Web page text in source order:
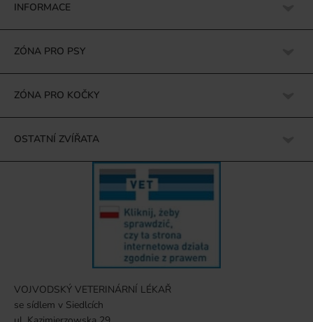
INFORMACE
ZÓNA PRO PSY
ZÓNA PRO KOČKY
OSTATNÍ ZVÍŘATA
VOJVODSKÝ VETERINÁRNÍ LÉKAŘ
se sídlem v Siedlcích